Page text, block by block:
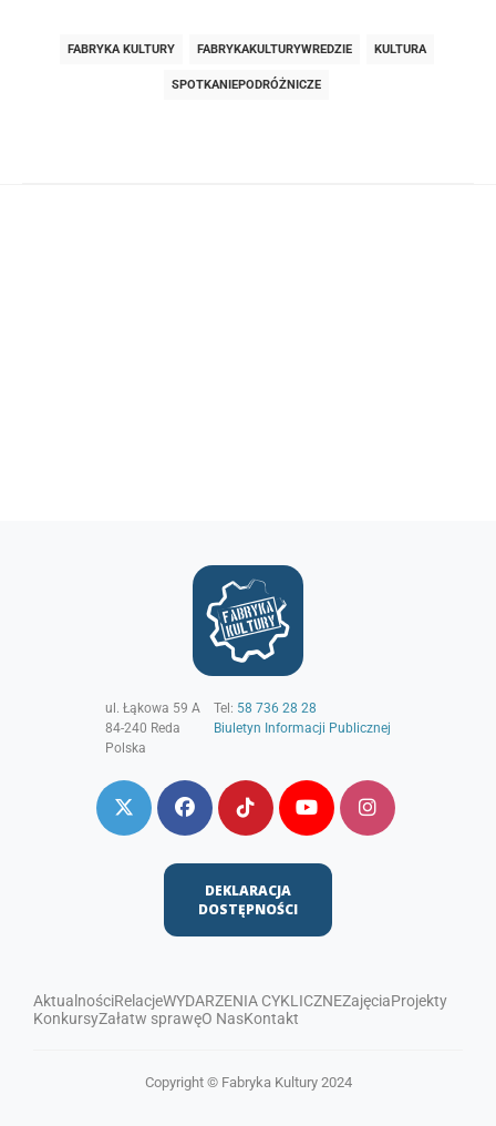
FABRYKA KULTURY FABRYKAKULTURYWREDZIE KULTURA
SPOTKANIEPODRÓŻNICZE
ul. Łąkowa 59 A
84-240 Reda
Polska
Tel: 58 736 28 28
Biuletyn Informacji Publicznej
DEKLARACJA
DOSTĘPNOŚCI
AktualnościRelacjeWYDARZENIA CYKLICZNEZajęciaProjekty
KonkursyZałatw sprawęO NasKontakt
Copyright © Fabryka Kultury 2024